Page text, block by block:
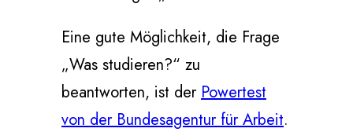
Eine gute Möglichkeit, die Frage
„Was studieren?“ zu
beantworten, ist der Powertest
von der Bundesagentur für Arbeit.